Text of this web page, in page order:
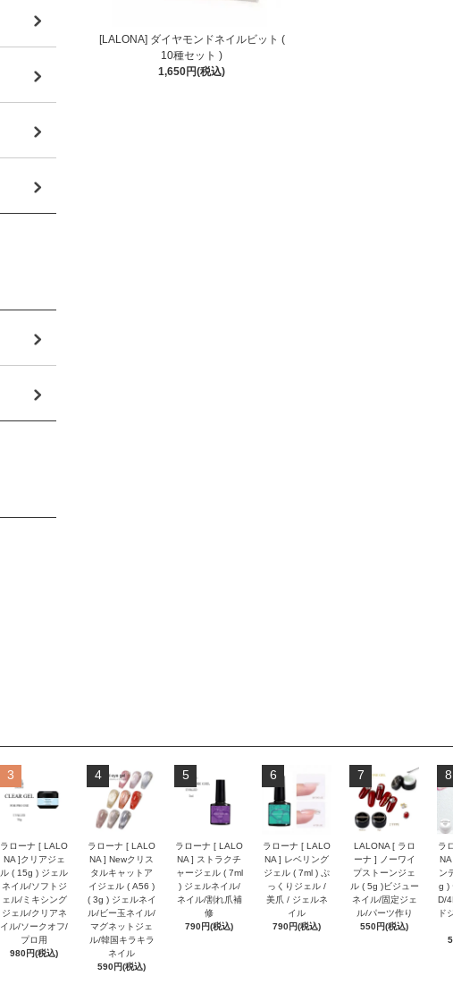
[LALONA] ダイヤモンドネイルビット (
10種セット )
1,650円(税込)
3
ラローナ [ LALO
NA ]クリアジェ
ル ( 15g ) ジェル
ネイル/ソフトジ
ェル/ミキシング
ジェル/クリアネ
イル/ソークオフ/
プロ用
980円(税込)
4
ラローナ [ LALO
NA ] Newクリス
タルキャットア
イジェル ( A56 )
( 3g ) ジェルネイ
ル/ビー玉ネイル/
マグネットジェ
ル/韓国キラキラ
ネイル
590円(税込)
5
ラローナ [ LALO
NA ] ストラクチ
ャージェル ( 7ml
) ジェルネイル/
ネイル/割れ爪補
修
790円(税込)
6
ラローナ [ LALO
NA ] レベリング
ジェル ( 7ml ) ぷ
っくりジェル /
美爪 / ジェルネ
イル
790円(税込)
7
LALONA [ ラロ
ーナ ] ノーワイ
プストーンジェ
ル ( 5g )ビジュー
ネイル/固定ジェ
ル/パーツ作り
550円(税込)
8
ラ
ン
g )
D/
ド